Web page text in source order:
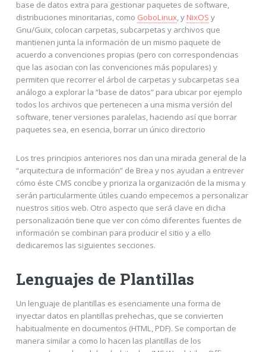
base de datos extra para gestionar paquetes de software,
distribuciones minoritarias, como GoboLinux, yNixOS y
Gnu/Guix, colocan carpetas, subcarpetas y archivos que
mantienen junta la información de un mismo paquete de
acuerdo a convenciones propias (pero con correspondencias
que las asocian con las convenciones más populares) y
permiten que recorrer el árbol de carpetas y subcarpetas sea
análogo a explorar la “base de datos” para ubicar por ejemplo
todos los archivos que pertenecen a una misma versión del
software, tener versiones paralelas, haciendo así que borrar
paquetes sea, en esencia, borrar un único directorio
Los tres principios anteriores nos dan una mirada general de la
“arquitectura de información” de Brea y nos ayudan a entrever
cómo éste CMS concibe y prioriza la organización de la misma y
serán particularmente útiles cuando empecemos a personalizar
nuestros sitios web. Otro aspecto que será clave en dicha
personalización tiene que ver con cómo diferentes fuentes de
información se combinan para producir el sitio y a ello
dedicaremos las siguientes secciones.
Lenguajes de Plantillas
Un lenguaje de plantillas es esenciamente una forma de
inyectar datos en plantillas prehechas, que se convierten
habitualmente en documentos (HTML, PDF). Se comportan de
manera similar a como lo hacen las plantillas de los